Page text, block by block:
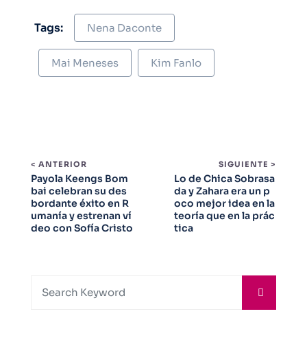
Tags: Nena Daconte
Mai Meneses Kim Fanlo
< ANTERIOR
Payola Keengs Bom
bai celebran su des
bordante éxito en R
umanía y estrenan ví
deo con Sofía Cristo
SIGUIENTE >
Lo de Chica Sobrasa
da y Zahara era un p
oco mejor idea en la
teoría que en la prác
tica